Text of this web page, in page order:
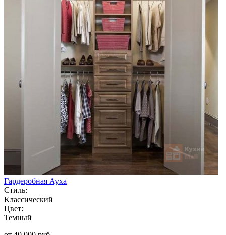
Гардеробная Ауха
Стиль:
Классический
Цвет:
Темный